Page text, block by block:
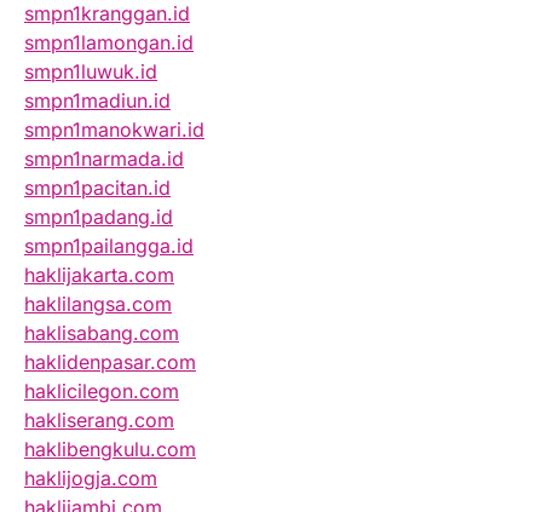
smpn1kranggan.id
smpn1lamongan.id
smpn1luwuk.id
smpn1madiun.id
smpn1manokwari.id
smpn1narmada.id
smpn1pacitan.id
smpn1padang.id
smpn1pailangga.id
haklijakarta.com
haklilangsa.com
haklisabang.com
haklidenpasar.com
haklicilegon.com
hakliserang.com
haklibengkulu.com
haklijogja.com